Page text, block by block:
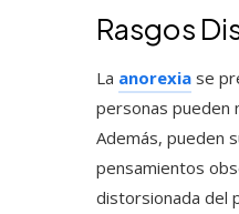
Rasgos
La anorexia se
personas pueden
Además, pueden
pensamientos
distorsionada del